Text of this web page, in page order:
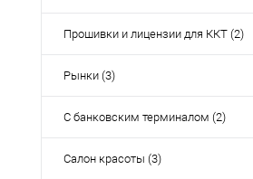
Прошивки и лицензии для ККТ (2)
Рынки (3)
С банковским терминалом (2)
Салон красоты (3)